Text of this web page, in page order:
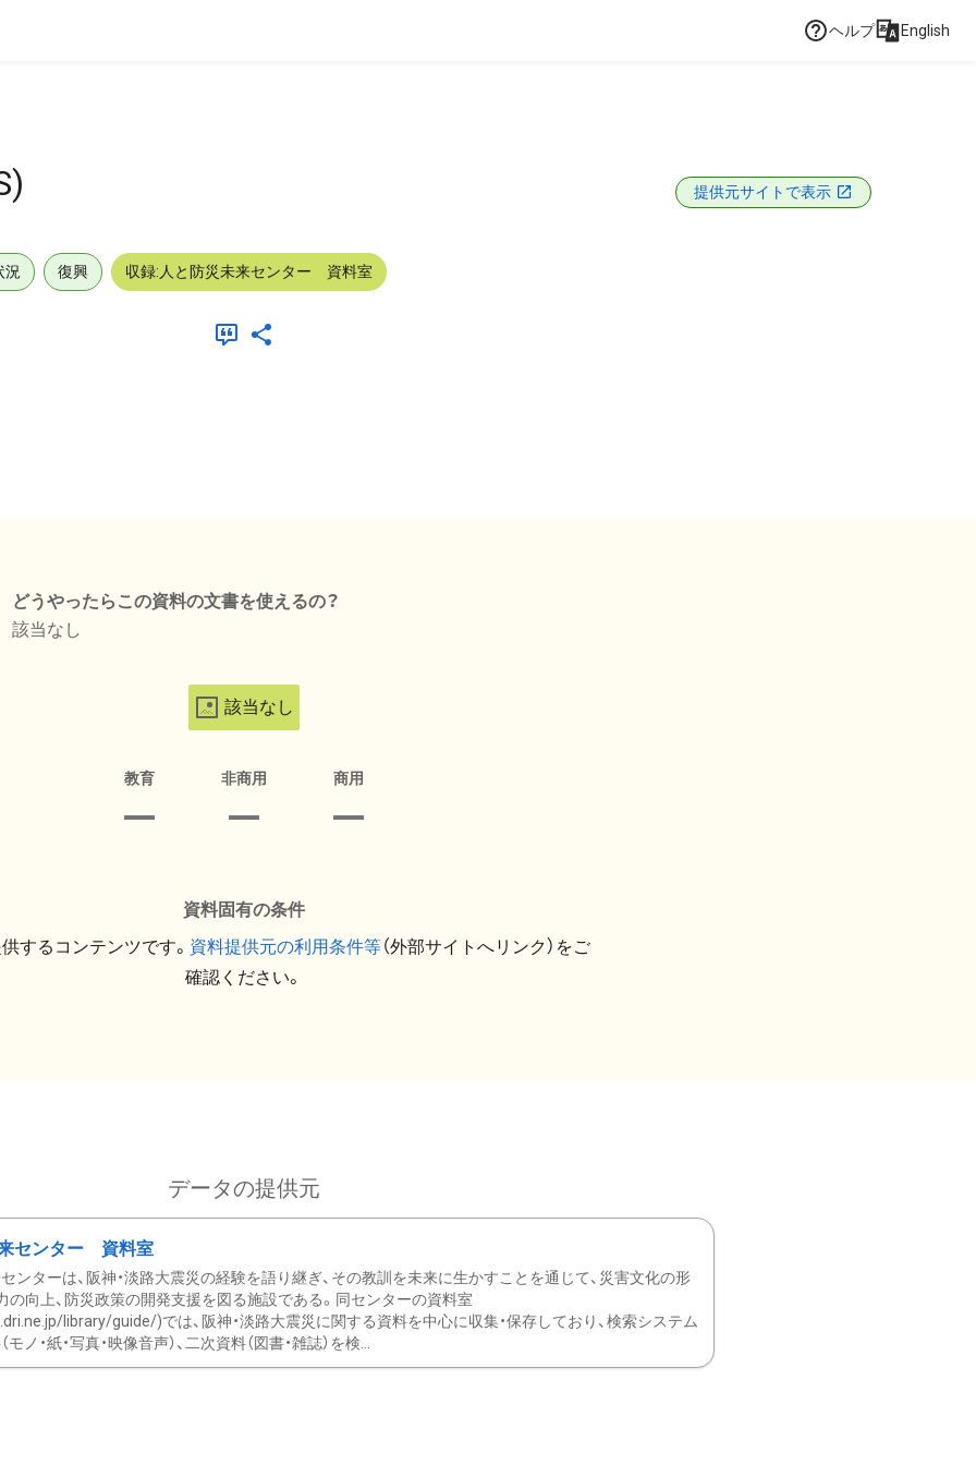
ヘルプ English
提供元サイトで表示
況 復興 収録:人と防災未来センター 資料室
どうやったらこの資料の文書を使えるの？
該当なし
該当なし
教育 非商用 商用
資料固有の条件
するコンテンツです。 資料提供元の利用条件等（外部サイトへリンク）をご
確認ください。
データの提供元
センター 資料室
ンターは、阪神・淡路大震災の経験を語り継ぎ、その教訓を未来に生かすことを通じて、災害文化の形
の向上、防災政策の開発支援を図る施設である。同センターの資料室
library/guide/)では、阪神・淡路大震災に関する資料を中心に収集・保存しており、検索システム
ノ・紙・写真・映像音声）、二次資料（図書・雑誌）を検...